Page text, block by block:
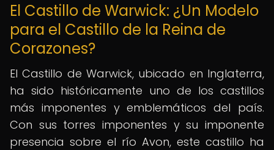
El Castillo de Warwick: ¿Un Modelo
para el Castillo de la Reina de
Corazones?
El Castillo de Warwick, ubicado en Inglaterra,
ha sido históricamente uno de los castillos
más imponentes y emblemáticos del país.
Con sus torres imponentes y su imponente
presencia sobre el río Avon, este castillo ha